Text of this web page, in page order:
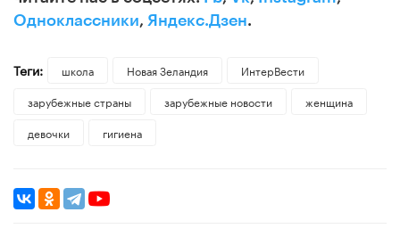
Одноклассники, Яндекс.Дзен.
Теги: школа Новая Зеландия
ИнтерВести
зарубежные страны
зарубежные новости
женщина
девочки
гигиена